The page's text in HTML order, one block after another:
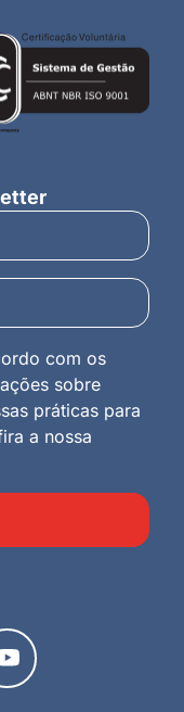
com os
sobre
práticas para
a nossa